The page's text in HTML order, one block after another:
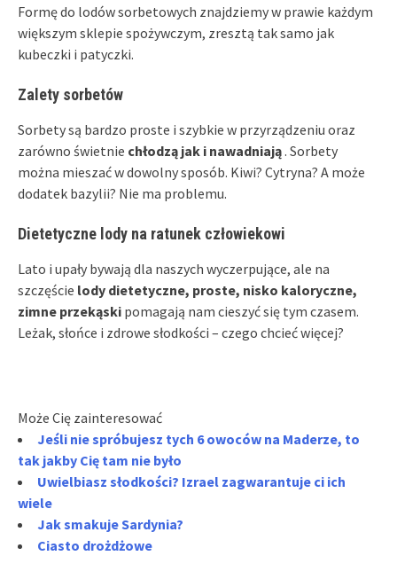
Formę do lodów sorbetowych znajdziemy w prawie każdym
większym sklepie spożywczym, zresztą tak samo jak
kubeczki i patyczki.
Zalety sorbetów
Sorbety są bardzo proste i szybkie w przyrządzeniu oraz
zarówno świetnie chłodzą jak i nawadniają. Sorbety
można mieszać w dowolny sposób. Kiwi? Cytryna? A może
dodatek bazylii? Nie ma problemu.
Dietetyczne lody na ratunek człowiekowi
Lato i upały bywają dla naszych wyczerpujące, ale na
szczęście lody dietetyczne, proste, nisko kaloryczne,
zimne przekąski pomagają nam cieszyć się tym czasem.
Leżak, słońce i zdrowe słodkości – czego chcieć więcej?
Może Cię zainteresować
Jeśli nie spróbujesz tych 6 owoców na Maderze, to
tak jakby Cię tam nie było
Uwielbiasz słodkości? Izrael zagwarantuje ci ich
wiele
Jak smakuje Sardynia?
Ciasto drożdżowe